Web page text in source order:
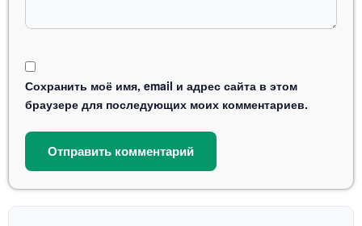
Сохранить моё имя, email и адрес сайта в этом
браузере для последующих моих комментариев.